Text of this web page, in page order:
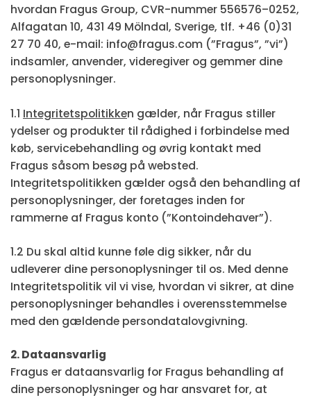
hvordan Fragus Group, CVR-nummer 556576–0252,
Alfagatan 10, 431 49 Mölndal, Sverige, tlf. +46 (0)31
27 70 40, e-mail: info@fragus.com (”Fragus”, ”vi”)
indsamler, anvender, videregiver og gemmer dine
personoplysninger.
1.1 Integritetspolitikken gælder, når Fragus stiller
ydelser og produkter til rådighed i forbindelse med
køb, servicebehandling og øvrig kontakt med
Fragus såsom besøg på websted.
Integritetspolitikken gælder også den behandling af
personoplysninger, der foretages inden for
rammerne af Fragus konto (”Kontoindehaver”).
1.2 Du skal altid kunne føle dig sikker, når du
udleverer dine personoplysninger til os. Med denne
Integritetspolitik vil vi vise, hvordan vi sikrer, at dine
personoplysninger behandles i overensstemmelse
med den gældende persondatalovgivning.
2. Dataansvarlig
Fragus er dataansvarlig for Fragus behandling af
dine personoplysninger og har ansvaret for, at